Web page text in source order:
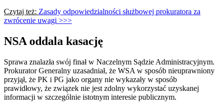
Czytaj też: Zasady odpowiedzialności służbowej prokuratora za
zwrócenie uwagi >>>
NSA oddala kasację
Sprawa znalazła swój finał w Naczelnym Sądzie Administracyjnym.
Prokurator Generalny uzasadniał, że WSA w sposób nieuprawniony
przyjął, że PK i PG jako organy nie wykazały w sposób
prawidłowy, że związek nie jest zdolny wykorzystać uzyskanej
informacji w szczególnie istotnym interesie publicznym.